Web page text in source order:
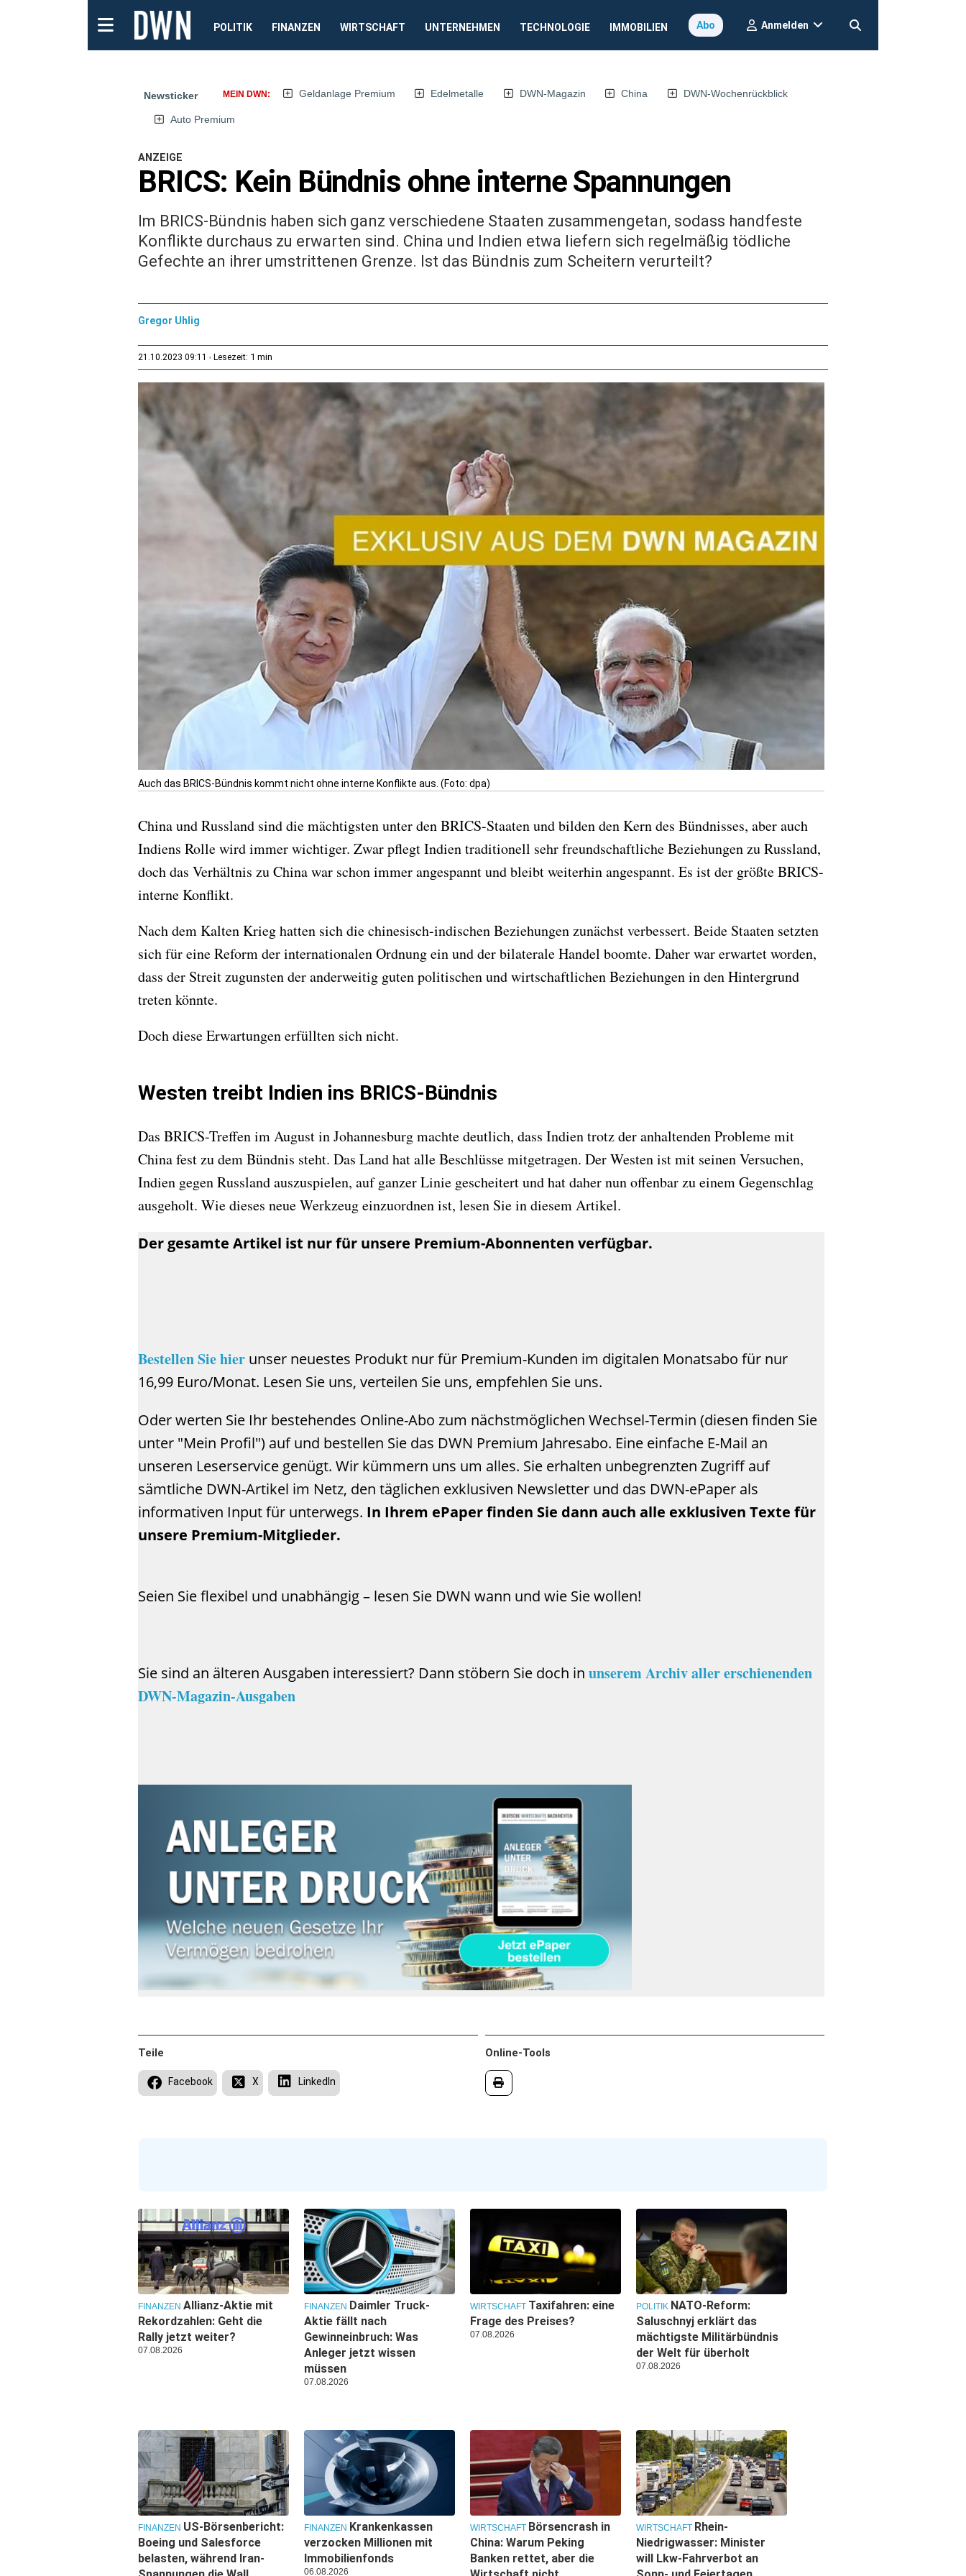
POLITIK FINANZEN WIRTSCHAFT UNTERNEHMEN TECHNOLOGIE IMMOBILIEN Abo Anmelden
Newsticker MEIN DWN: Geldanlage Premium Edelmetalle DWN-Magazin China DWN-Wochenrückblick
Auto Premium
ANZEIGE
BRICS: Kein Bündnis ohne interne Spannungen
Im BRICS-Bündnis haben sich ganz verschiedene Staaten zusammengetan, sodass handfeste
Konflikte durchaus zu erwarten sind. China und Indien etwa liefern sich regelmäßig tödliche
Gefechte an ihrer umstrittenen Grenze. Ist das Bündnis zum Scheitern verurteilt?
Gregor Uhlig
21.10.2023 09:11 Lesezeit: 1 min
Auch das BRICS-Bündnis kommt nicht ohne interne Konflikte aus. (Foto: dpa)
China und Russland sind die mächtigsten unter den BRICS-Staaten und bilden den Kern des Bündnisses, aber auch
Indiens Rolle wird immer wichtiger. Zwar pflegt Indien traditionell sehr freundschaftliche Beziehungen zu Russland,
doch das Verhältnis zu China war schon immer angespannt und bleibt weiterhin angespannt. Es ist der größte BRICS-
interne Konflikt.
Nach dem Kalten Krieg hatten sich die chinesisch-indischen Beziehungen zunächst verbessert. Beide Staaten setzten
sich für eine Reform der internationalen Ordnung ein und der bilaterale Handel boomte. Daher war erwartet worden,
dass der Streit zugunsten der anderweitig guten politischen und wirtschaftlichen Beziehungen in den Hintergrund
treten könnte.
Doch diese Erwartungen erfüllten sich nicht.
Westen treibt Indien ins BRICS-Bündnis
Das BRICS-Treffen im August in Johannesburg machte deutlich, dass Indien trotz der anhaltenden Probleme mit
China fest zu dem Bündnis steht. Das Land hat alle Beschlüsse mitgetragen. Der Westen ist mit seinen Versuchen,
Indien gegen Russland auszuspielen, auf ganzer Linie gescheitert und hat daher nun offenbar zu einem Gegenschlag
ausgeholt. Wie dieses neue Werkzeug einzuordnen ist, lesen Sie in diesem Artikel.
Der gesamte Artikel ist nur für unsere Premium-Abonnenten verfügbar.
Bestellen Sie hier unser neuestes Produkt nur für Premium-Kunden im digitalen Monatsabo für nur
16,99 Euro/Monat. Lesen Sie uns, verteilen Sie uns, empfehlen Sie uns.
Oder werten Sie Ihr bestehendes Online-Abo zum nächstmöglichen Wechsel-Termin (diesen finden Sie
unter "Mein Profil") auf und bestellen Sie das DWN Premium Jahresabo. Eine einfache E-Mail an
unseren Leserservice genügt. Wir kümmern uns um alles. Sie erhalten unbegrenzten Zugriff auf
sämtliche DWN-Artikel im Netz, den täglichen exklusiven Newsletter und das DWN-ePaper als
informativen Input für unterwegs. In Ihrem ePaper finden Sie dann auch alle exklusiven Texte für
unsere Premium-Mitglieder.
Seien Sie flexibel und unabhängig – lesen Sie DWN wann und wie Sie wollen!
Sie sind an älteren Ausgaben interessiert? Dann stöbern Sie doch in unserem Archiv aller erschienenden
DWN-Magazin-Ausgaben
Online-Tools
Teile
Facebook X LinkedIn
FINANZEN Allianz-Aktie mit
Rekordzahlen: Geht die
Rally jetzt weiter?
07.08.2026
FINANZEN Daimler Truck-
Aktie fällt nach
Gewinneinbruch: Was
Anleger jetzt wissen
müssen
07.08.2026
WIRTSCHAFT Taxifahren: eine
Frage des Preises?
07.08.2026
POLITIK NATO-Reform:
Saluschnyj erklärt das
mächtigste Militärbündnis
der Welt für überholt
07.08.2026
FINANZEN US-Börsenbericht:
Boeing und Salesforce
belasten, während Iran-
FINANZEN Krankenkassen
verzocken Millionen mit
Immobilienfonds
06.08.2026
WIRTSCHAFT Börsencrash in
China: Warum Peking
Banken rettet, aber die
WIRTSCHAFT Rhein-
Niedrigwasser: Minister
will Lkw-Fahrverbot an